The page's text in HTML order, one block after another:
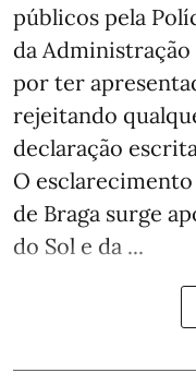
públicos pela
da
por ter
rejeitando
declaração
O
de Braga surge
do Sol e da ...